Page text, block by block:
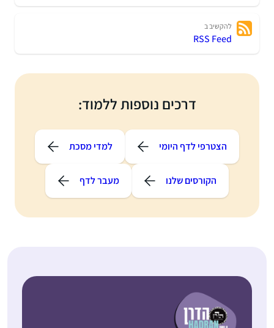
להקשיב ב
RSS Feed
דרכים נוספות ללמוד:
הצטרפי לדף היומי למדי מסכת
הקורסים שלנו מעבר לדף